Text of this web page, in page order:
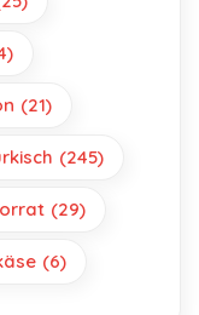
(21)
(245)
(29)
(6)